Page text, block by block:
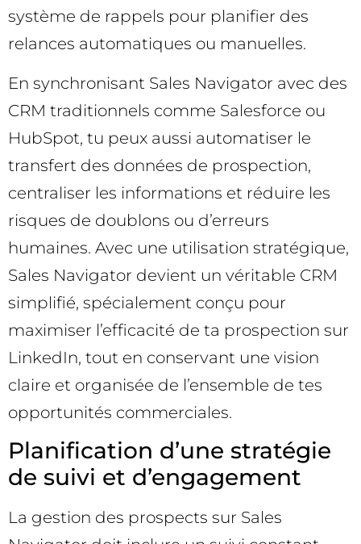
système de rappels pour planifier des
relances automatiques ou manuelles.
En synchronisant Sales Navigator avec des
CRM traditionnels comme Salesforce ou
HubSpot, tu peux aussi automatiser le
transfert des données de prospection,
centraliser les informations et réduire les
risques de doublons ou d’erreurs
humaines. Avec une utilisation stratégique,
Sales Navigator devient un véritable CRM
simplifié, spécialement conçu pour
maximiser l’efficacité de ta prospection sur
LinkedIn, tout en conservant une vision
claire et organisée de l’ensemble de tes
opportunités commerciales.
Planification d’une stratégie
de suivi et d’engagement
La gestion des prospects sur Sales